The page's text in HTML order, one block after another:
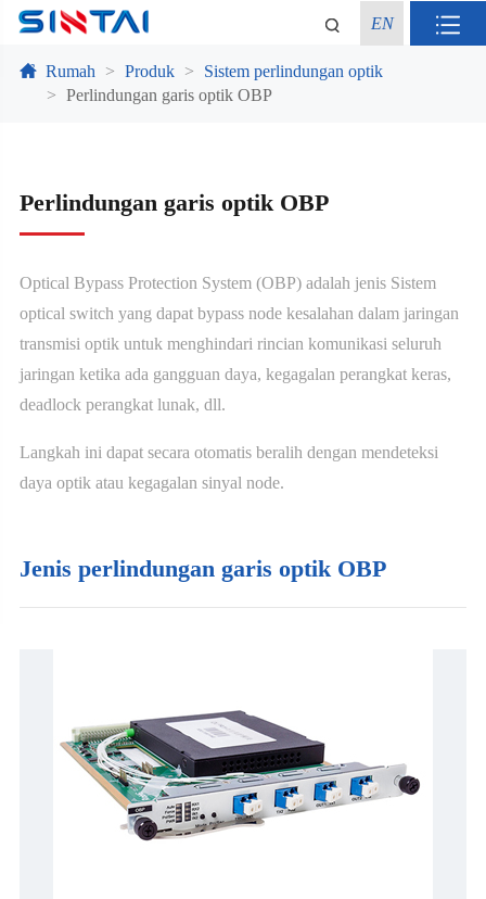
EN
Rumah Produk
Sistem perlindungan optik
Perlindungan garis optik OBP
Perlindungan garis optik OBP
Optical Bypass Protection System (OBP) adalah jenis Sistem
optical switch yang dapat bypass node kesalahan dalam jaringan
transmisi optik untuk menghindari rincian komunikasi seluruh
jaringan ketika ada gangguan daya, kegagalan perangkat keras,
deadlock perangkat lunak, dll.
Langkah ini dapat secara otomatis beralih dengan mendeteksi
daya optik atau kegagalan sinyal node.
Jenis perlindungan garis optik OBP